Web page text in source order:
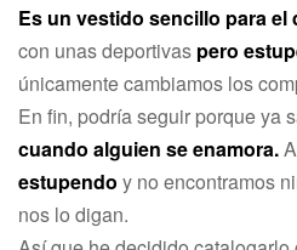
Es un vestido sencillo para el
con unas deportivas pero
únicamente cambiamos los
En fin, podría seguir porque ya
cuando alguien se enamora.
estupendo y no encontramos
nos lo digan.